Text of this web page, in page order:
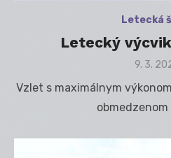
Letecká
Letecký
Posted
9. 3.
Vzlet s maximálnym